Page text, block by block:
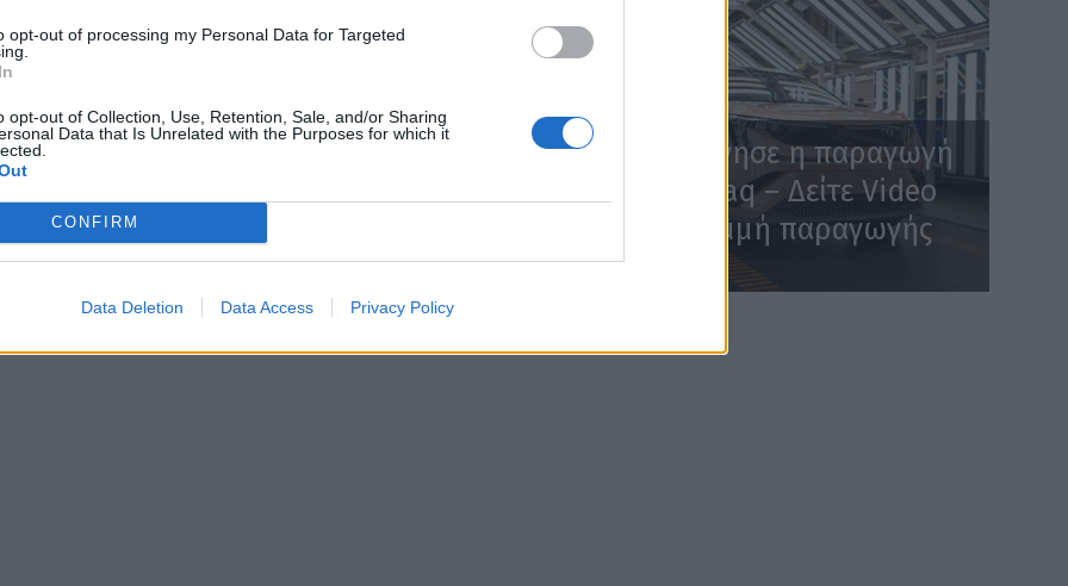
opt-out of processing my Personal Data for Targeted
opt-out of Collection, Use, Retention, Sale, and/or Sharing
Data that Is Unrelated with the Purposes for which it
CONFIRM
Data Deletion Data Access Privacy Policy
αντικείμενο αυτής της εκστρατείας,
εκκεντροφόρου
επαφής. Αυτό μπορεί να οδηγήσει σεθραύσητης
περίπτωση, τη
και η χρήση ειδικώς σχεδιασμένου πακέτου
εφόσον απαιτηθεί, θα πραγματοποιηθεί
Skoda: Ξεκίνησε η παραγωγή
του νέου Peaq – Δείτε Video
από τη γραμμή παραγωγής
WEB TV